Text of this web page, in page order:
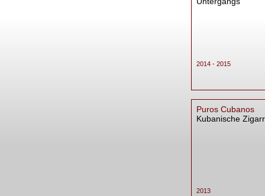
2014 - 2015
2013
Puros Cubanos
Kubanische